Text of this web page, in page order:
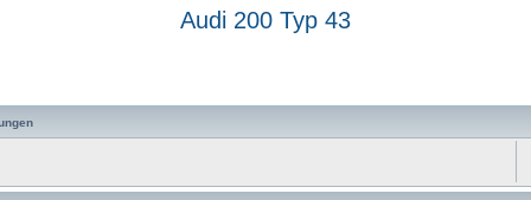
Audi 200 Typ 43